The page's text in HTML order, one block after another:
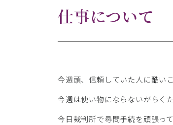
仕事について
今週頭、信頼していた人に酷い
今週は使い物にならないがらく
今日裁判所で尋問手続を頑張っ